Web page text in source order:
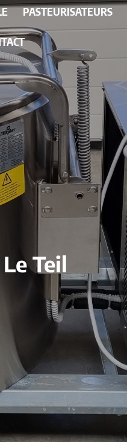
PASTEURISATEURS
Teil